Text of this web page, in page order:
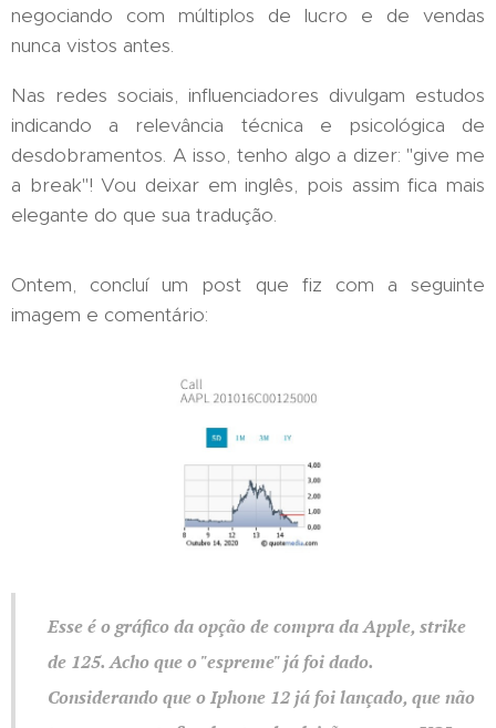
negociando com múltiplos de lucro e de vendas
nunca vistos antes.
Nas redes sociais, influenciadores divulgam estudos
indicando a relevância técnica e psicológica de
desdobramentos. A isso, tenho algo a dizer: "give me
a break"! Vou deixar em inglês, pois assim fica mais
elegante do que sua tradução.
Ontem, concluí um post que fiz com a seguinte
imagem e comentário:
Esse é o gráfico da opção de compra da Apple, strike
de 125. Acho que o "espreme" já foi dado.
Considerando que o Iphone 12 já foi lançado, que não